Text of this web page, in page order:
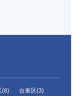
(8)
台東区(3)